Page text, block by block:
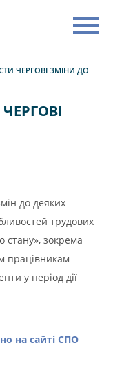
ЧЕРГОВІ ЗМІНИ ДО
до деяких
трудових
стану», зокрема
працівникам
у період дії
на сайті СПО